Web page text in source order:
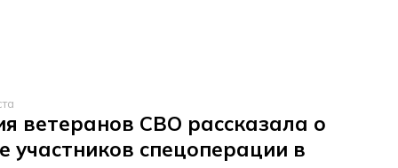
ветеранов СВО рассказала о
участников спецоперации в